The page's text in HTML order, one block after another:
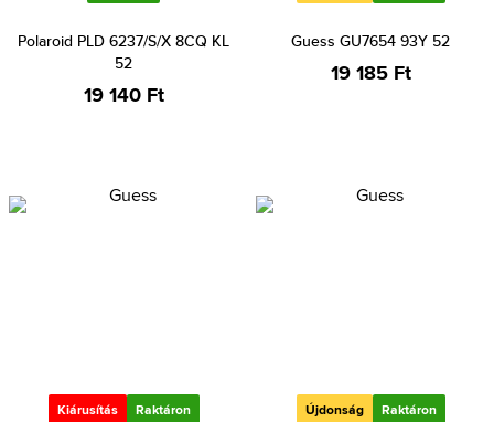
Polaroid PLD 6237/S/X 8CQ KL
52
19 140 Ft
Guess GU7654 93Y 52
19 185 Ft
Kiárusítás Raktáron Újdonság Raktáron